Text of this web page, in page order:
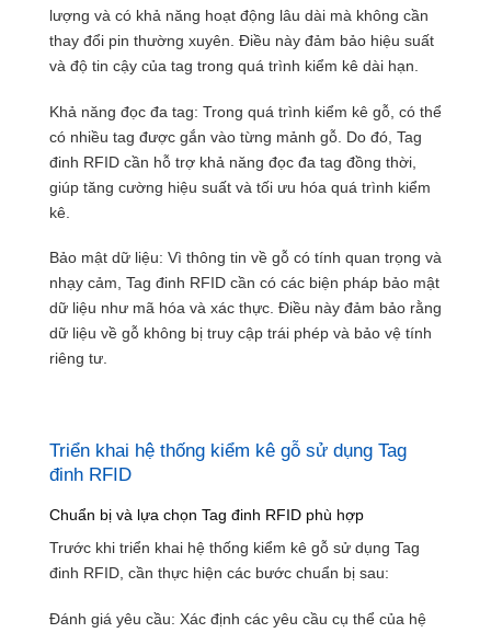
lượng và có khả năng hoạt động lâu dài mà không cần
thay đổi pin thường xuyên. Điều này đảm bảo hiệu suất
và độ tin cậy của tag trong quá trình kiểm kê dài hạn.
Khả năng đọc đa tag: Trong quá trình kiểm kê gỗ, có thể
có nhiều tag được gắn vào từng mảnh gỗ. Do đó, Tag
đinh RFID cần hỗ trợ khả năng đọc đa tag đồng thời,
giúp tăng cường hiệu suất và tối ưu hóa quá trình kiểm
kê.
Bảo mật dữ liệu: Vì thông tin về gỗ có tính quan trọng và
nhạy cảm, Tag đinh RFID cần có các biện pháp bảo mật
dữ liệu như mã hóa và xác thực. Điều này đảm bảo rằng
dữ liệu về gỗ không bị truy cập trái phép và bảo vệ tính
riêng tư.
Triển khai hệ thống kiểm kê gỗ sử dụng Tag
đinh RFID
Chuẩn bị và lựa chọn Tag đinh RFID phù hợp
Trước khi triển khai hệ thống kiểm kê gỗ sử dụng Tag
đinh RFID, cần thực hiện các bước chuẩn bị sau:
Đánh giá yêu cầu: Xác định các yêu cầu cụ thể của hệ